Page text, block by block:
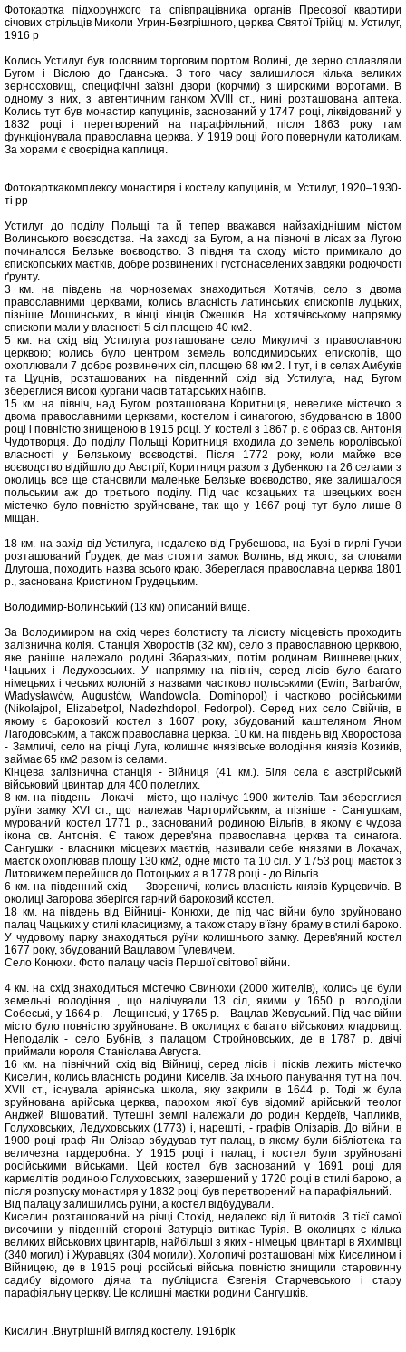
Фотокартка підхорунжого та співпрацівника органів Пресової квартири
січових стрільців Миколи Угрин-Безгрішного, церква Святої Трійці м. Устилуг,
1916 р
Колись Устилуг був головним торговим портом Волині, де зерно сплавляли
Бугом і Віслою до Гданська. З того часу залишилося кілька великих
зерносховищ, специфічні заїзні двори (корчми) з широкими воротами. В
одному з них, з автентичним ганком XVIII ст., нині розташована аптека.
Колись тут був монастир капуцинів, заснований у 1747 році, ліквідований у
1832 році і перетворений на парафіяльний, після 1863 року там
функціонувала православна церква. У 1919 році його повернули католикам.
За хорами є своєрідна каплиця.
Фотокарткакомплексу монастиря і костелу капуцинів, м. Устилуг, 1920–1930-
ті рр
Устилуг до поділу Польщі та й тепер вважався найзахіднішим містом
Волинського воєводства. На заході за Бугом, а на півночі в лісах за Лугою
починалося Белзьке воєводство. З півдня та сходу місто примикало до
єпископських маєтків, добре розвинених і густонаселених завдяки родючості
ґрунту.
3 км. на південь на чорноземах знаходиться Хотячів, село з двома
православними церквами, колись власність латинських єпископів луцьких,
пізніше Мошинських, в кінці кінців Ожешків. На хотячівському напрямку
єпископи мали у власності 5 сіл площею 40 км2.
5 км. на схід від Устилуга розташоване село Микуличі з православною
церквою; колись було центром земель володимирських епископів, що
охоплювали 7 добре розвинених сіл, площею 68 км 2. І тут, і в селах Амбуків
та Цуцнів, розташованих на південний схід від Устилуга, над Бугом
збереглися високі кургани часів татарських набігів.
15 км. на північ, над Бугом розташована Коритниця, невелике містечко з
двома православними церквами, костелом і синагогою, збудованою в 1800
році і повністю знищеною в 1915 році. У костелі з 1867 р. є образ св. Антонія
Чудотворця. До поділу Польщі Коритниця входила до земель королівської
власності у Белзькому воєводстві. Після 1772 року, коли майже все
воєводство відійшло до Австрії, Коритниця разом з Дубенкою та 26 селами з
околиць все ще становили маленьке Белзьке воєводство, яке залишалося
польським аж до третього поділу. Під час козацьких та швецьких воєн
містечко було повністю зруйноване, так що у 1667 році тут було лише 8
міщан.
18 км. на захід від Устилуга, недалеко від Грубешова, на Бузі в гирлі Гучви
розташований Ґрудек, де мав стояти замок Волинь, від якого, за словами
Длугоша, походить назва всього краю. Збереглася православна церква 1801
р., заснована Кристином Грудецьким.
Володимир-Волинський (13 км) описаний вище.
За Володимиром на схід через болотисту та лісисту місцевість проходить
залізнична колія. Станція Хворостів (32 км), село з православною церквою,
яке раніше належало родині Збаразьких, потім родинам Вишневецьких,
Чацьких і Ледуховських. У напрямку на північ, серед лісів було багато
німецьких і чеських колоній з назвами частково польськими (Ewin, Barbarów,
Władysławów, Augustów, Wandowola. Dominopol) і частково російськими
(Nikolajpol, Elizabetpol, Nadezhdopol, Fedorpol). Серед них село Свійчів, в
якому є бароковий костел з 1607 року, збудований каштеляном Яном
Лагодовським, а також православна церква. 10 км. на південь від Хворостова
- Замличі, село на річці Луга, колишнє князівське володіння князів Козиків,
займає 65 км2 разом із селами.
Кінцева залізнична станція - Війниця (41 км.). Біля села є австрійський
військовий цвинтар для 400 полеглих.
8 км. на південь - Локачі - місто, що налічує 1900 жителів. Там збереглися
руїни замку XVI ст., що належав Чарторийським, а пізніше - Сангушкам,
мурований костел 1771 р., заснований родиною Вільгів, в якому є чудова
ікона св. Антонія. Є також дерев'яна православна церква та синагога.
Сангушки - власники місцевих маєтків, називали себе князями в Локачах,
маєток охоплював площу 130 км2, одне місто та 10 сіл. У 1753 році маєток з
Литовижем перейшов до Потоцьких а в 1778 році - до Вільгів.
6 км. на південний схід — Звореничі, колись власність князів Курцевичів. В
околиці Загорова зберігся гарний бароковий костел.
18 км. на південь від Війниці- Конюхи, де під час війни було зруйновано
палац Чацьких у стилі класицизму, а також стару в’їзну браму в стилі бароко.
У чудовому парку знаходяться руїни колишнього замку. Дерев'яний костел
1677 року, збудований Вацлавом Гулевичем.
Село Конюхи. Фото палацу часів Першої світової війни.
4 км. на схід знаходиться містечко Свинюхи (2000 жителів), колись це були
земельні володіння , що налічували 13 сіл, якими у 1650 р. володіли
Собеські, у 1664 р. - Лещинські, у 1765 р. - Вацлав Жевуський. Під час війни
місто було повністю зруйноване. В околицях є багато військових кладовищ.
Неподалік - село Бубнів, з палацом Стройновських, де в 1787 р. двічі
приймали короля Станіслава Августа.
16 км. на північний схід від Війниці, серед лісів і пісків лежить містечко
Киселин, колись власність родини Киселів. За їхнього панування тут на поч.
XVII ст., існувала аріянська школа, яку закрили в 1644 р. Тоді ж була
зруйнована арійська церква, парохом якої був відомий арійський теолог
Анджей Вішоватий. Тутешні землі належали до родин Кердеїв, Чапликів,
Голуховських, Ледуховських (1773) і, нарешті, - графів Олізарів. До війни, в
1900 році граф Ян Олізар збудував тут палац, в якому були бібліотека та
величезна гардеробна. У 1915 році і палац, і костел були зруйновані
російськими військами. Цей костел був заснований у 1691 році для
кармелітів родиною Голуховських, завершений у 1720 році в стилі бароко, а
після розпуску монастиря у 1832 році був перетворений на парафіяльний.
Від палацу залишились руїни, а костел відбудували.
Киселин розташований на річці Стохід, недалеко від її витоків. З тієї самої
височини у південній стороні Затурців витікає Турія. В околицях є кілька
великих військових цвинтарів, найбільші з яких - німецькі цвинтарі в Яхимівці
(340 могил) і Журавцях (304 могили). Холопичі розташовані між Киселином і
Війницею, де в 1915 році російські війська повністю знищили старовинну
садибу відомого діяча та публіциста Євгенія Старчевського і стару
парафіяльну церкву. Це колишні маєтки родини Сангушків.
Кисилин .Внутрішній вигляд костелу. 1916рік